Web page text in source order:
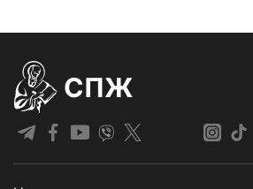
СПЖ